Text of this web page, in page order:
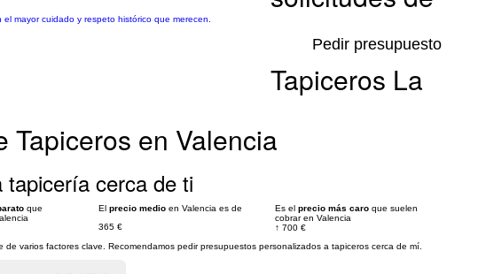
mayor cuidado y respeto histórico que merecen.
Pedir presupuesto
Tapiceros en Valencia
tapicería cerca de ti
que
El precio medio en Valencia es de
365 €
Es el precio más caro que suelen
cobrar en Valencia
↑ 700 €
de varios factores clave. Recomendamos pedir presupuestos personalizados a tapiceros cerca de mí.
Tapiceros La